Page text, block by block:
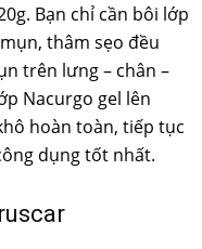
Bạn chỉ cần bôi lớp
thâm sẹo đều
trên lưng – chân –
Nacurgo gel lên
hoàn toàn, tiếp tục
dụng tốt nhất.